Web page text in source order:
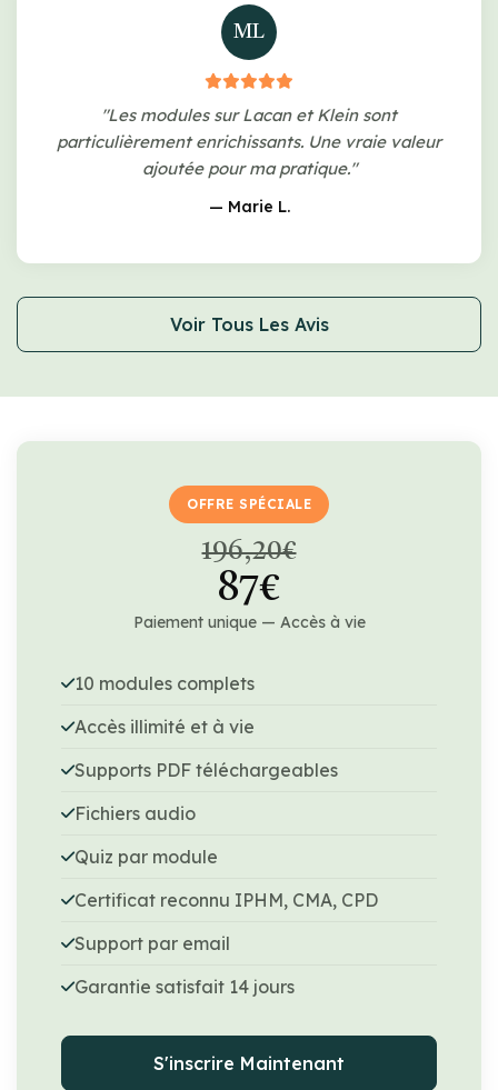
ML
"Les modules sur Lacan et Klein sont
particulièrement enrichissants. Une vraie valeur
ajoutée pour ma pratique."
— Marie L.
Voir Tous Les Avis
OFFRE SPÉCIALE
196,20€
87€
Paiement unique — Accès à vie
10 modules complets
Accès illimité et à vie
Supports PDF téléchargeables
Fichiers audio
Quiz par module
Certificat reconnu IPHM, CMA, CPD
Support par email
Garantie satisfait 14 jours
S'inscrire Maintenant